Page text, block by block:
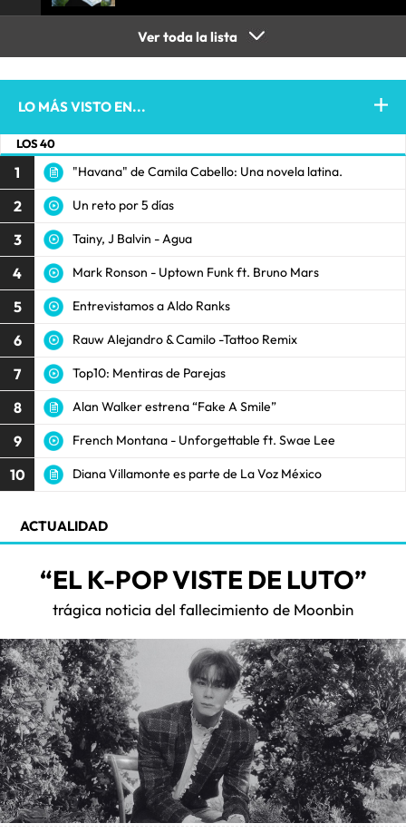
Ver toda la lista
LO MÁS VISTO EN...
LOS 40
1 "Havana" de Camila Cabello: Una novela latina.
2 Un reto por 5 días
3 Tainy, J Balvin - Agua
4 Mark Ronson - Uptown Funk ft. Bruno Mars
5 Entrevistamos a Aldo Ranks
6 Rauw Alejandro & Camilo -Tattoo Remix
7 Top10: Mentiras de Parejas
8 Alan Walker estrena “Fake A Smile”
9 French Montana - Unforgettable ft. Swae Lee
10 Diana Villamonte es parte de La Voz México
ACTUALIDAD
“EL K-POP VISTE DE LUTO”
trágica noticia del fallecimiento de Moonbin